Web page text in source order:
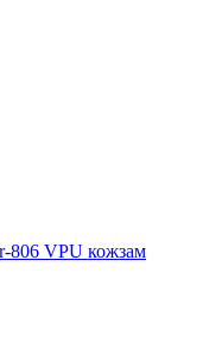
806 VPU кожзам